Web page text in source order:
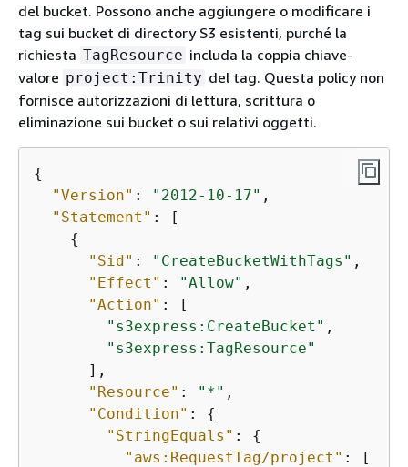
del bucket. Possono anche aggiungere o modificare i
tag sui bucket di directory S3 esistenti, purché la
richiesta TagResource includa la coppia chiave-
valore project:Trinity del tag. Questa policy non
fornisce autorizzazioni di lettura, scrittura o
eliminazione sui bucket o sui relativi oggetti.
{
"Version" : "2012-10-17" ,
"Statement" : [
{
"Sid" : "CreateBucketWithTags" ,
"Effect" : "Allow" ,
"Action" : [
"s3express:CreateBucket" ,
"s3express:TagResource"
      ],
"Resource" : "*" ,
"Condition" : {
"StringEquals" : {
"aws:RequestTag/project" : [